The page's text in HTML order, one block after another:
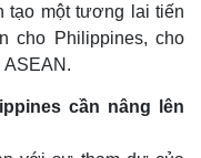
tạo một tương lai tiến
cho Philippines, cho
ASEAN.
cần nâng lên